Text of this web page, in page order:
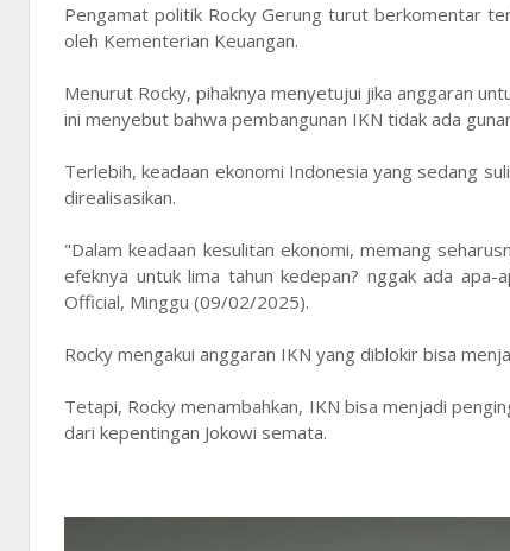
Pengamat politik Rocky Gerung turut berkomentar
oleh Kementerian Keuangan.
Menurut Rocky, pihaknya menyetujui jika anggaran
ini menyebut bahwa pembangunan IKN tidak ada
Terlebih, keadaan ekonomi Indonesia yang sedang
direalisasikan.
"Dalam keadaan kesulitan ekonomi, memang
efeknya untuk lima tahun kedepan? nggak ada
Official, Minggu (09/02/2025).
Rocky mengakui anggaran IKN yang diblokir bisa
Tetapi, Rocky menambahkan, IKN bisa menjadi
dari kepentingan Jokowi semata.